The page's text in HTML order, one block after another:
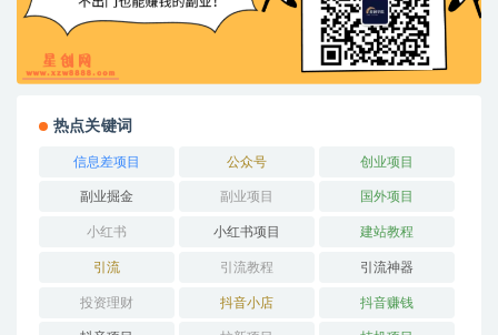
热点关键词
信息差项目 公众号 创业项目
副业掘金 副业项目 国外项目
小红书 小红书项目 建站教程
引流 引流教程 引流神器
投资理财 抖音小店 抖音赚钱